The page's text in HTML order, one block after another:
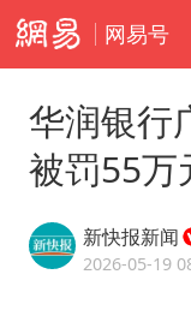
网易号
华润银行
被罚55万
新快报新闻
2026-05-19